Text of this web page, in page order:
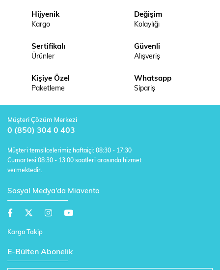
Hijyenik
Kargo
Değişim
Kolaylığı
Sertifikalı
Ürünler
Güvenli
Alışveriş
Kişiye Özel
Paketleme
Whatsapp
Sipariş
Müşteri Çözüm Merkezi
0 (850) 304 0 403
Müşteri temsilcelerimiz haftaiçi: 08:30 - 17:30
Cumartesi 08:30 - 13:00 saatleri arasında hizmet
vermektedir.
Sosyal Medya'da Miavento
Kargo Takip
E-Bülten Abonelik